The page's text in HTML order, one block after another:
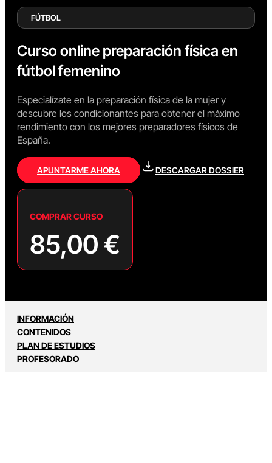
FÚTBOL
Curso online preparación física en
fútbol femenino
Especialízate en la preparación física de la mujer y
descubre los condicionantes para obtener el máximo
rendimiento con los mejores preparadores físicos de
España.
APUNTARME AHORA DESCARGAR DOSSIER
COMPRAR CURSO
85,00€
INFORMACIÓN
CONTENIDOS
PLAN DE ESTUDIOS
PROFESORADO